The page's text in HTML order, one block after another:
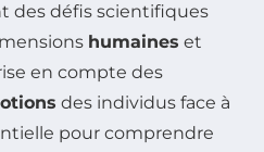
des défis scientifiques
humaines et
en compte des
des individus face à
pour comprendre